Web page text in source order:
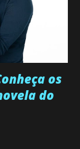
os
do